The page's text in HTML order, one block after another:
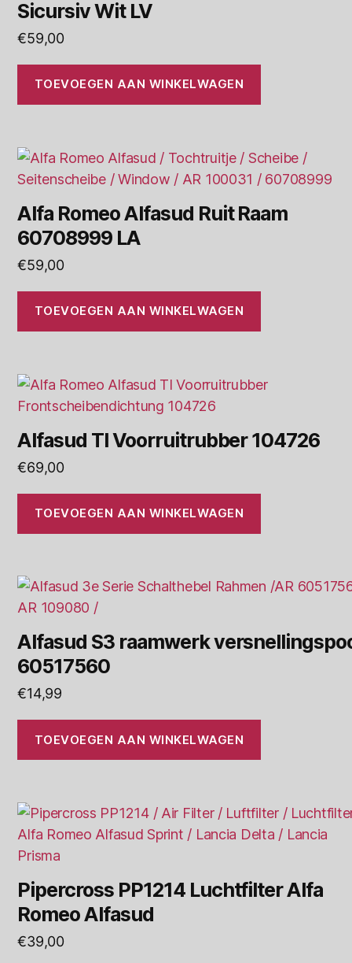
Sicursiv Wit LV
€59,00
TOEVOEGEN AAN WINKELWAGEN
Alfa Romeo Alfasud Ruit Raam
60708999 LA
€59,00
TOEVOEGEN AAN WINKELWAGEN
Alfasud TI Voorruitrubber 104726
€69,00
TOEVOEGEN AAN WINKELWAGEN
Alfasud S3 raamwerk
60517560
€14,99
TOEVOEGEN AAN WINKELWAGEN
Pipercross PP1214 Luchtfilter Alfa
Romeo Alfasud
€39,00